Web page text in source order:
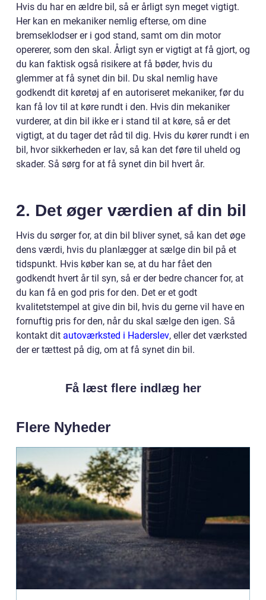
Hvis du har en ældre bil, så er årligt syn meget vigtigt.
Her kan en mekaniker nemlig efterse, om dine
bremseklodser er i god stand, samt om din motor
opererer, som den skal. Årligt syn er vigtigt at få gjort, og
du kan faktisk også risikere at få bøder, hvis du
glemmer at få synet din bil. Du skal nemlig have
godkendt dit køretøj af en autoriseret mekaniker, før du
kan få lov til at køre rundt i den. Hvis din mekaniker
vurderer, at din bil ikke er i stand til at køre, så er det
vigtigt, at du tager det råd til dig. Hvis du kører rundt i en
bil, hvor sikkerheden er lav, så kan det føre til uheld og
skader. Så sørg for at få synet din bil hvert år.
2. Det øger værdien af din bil
Hvis du sørger for, at din bil bliver synet, så kan det øge
dens værdi, hvis du planlægger at sælge din bil på et
tidspunkt. Hvis køber kan se, at du har fået den
godkendt hvert år til syn, så er der bedre chancer for, at
du kan få en god pris for den. Det er et godt
kvalitetstempel at give din bil, hvis du gerne vil have en
fornuftig pris for den, når du skal sælge den igen. Så
kontakt dit autoværksted i Haderslev, eller det værksted
der er tættest på dig, om at få synet din bil.
Få læst flere indlæg her
Flere Nyheder